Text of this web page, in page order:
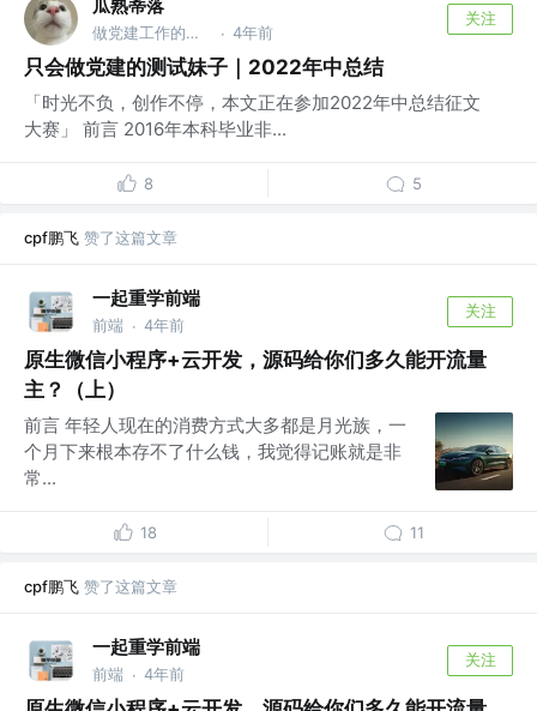
瓜熟蒂落
做党建工作的测试工程师 · 4年前
关注
只会做党建的测试妹子｜2022年中总结
「时光不负，创作不停，本文正在参加2022年中总结征文
大赛」 前言 2016年本科毕业非...
8 5
cpf鹏飞 赞了这篇文章
一起重学前端
前端 · 4年前
关注
原生微信小程序+云开发，源码给你们多久能开流量
主？（上）
前言 年轻人现在的消费方式大多都是月光族，一
个月下来根本存不了什么钱，我觉得记账就是非
常...
18 11
cpf鹏飞 赞了这篇文章
一起重学前端
前端 · 4年前
关注